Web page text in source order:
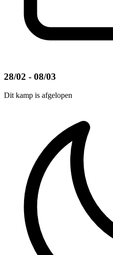
28/02 - 08/03
Dit kamp is afgelopen